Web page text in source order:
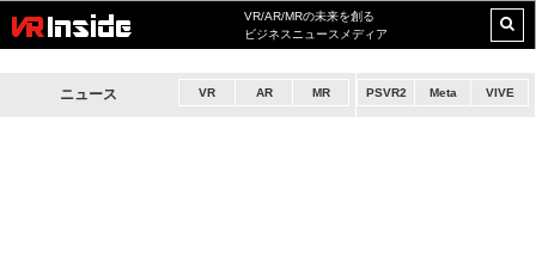
VR/AR/MRの未来を創る
ビジネスニュースメディア
ニュース VR AR MR PSVR2 Meta VIVE